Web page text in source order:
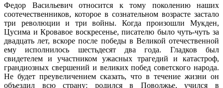
Федор Васильевич относится к тому поколению наших
соотечественников, которое в сознательном возрасте застало
три революции и три войны. Когда произошли Мукден,
Цусима и Кровавое воскресенье, писателю было чуть-чуть за
двадцать лет, вскоре после победы в Великой отечественной
ему исполнилось шестьдесят два года. Гладков был
свидетелем и участником ужасных трагедий и катастроф,
грандиозных свершений и великих побед советского народа.
Не будет преувеличением сказать, что в течение жизни он
объездил всю страну: родился в Поволжье, учился в